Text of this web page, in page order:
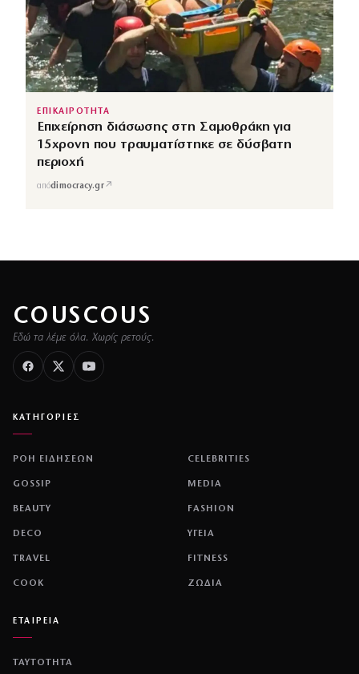
ΕΠΙΚΑΙΡΟΤΗΤΑ
Επιχείρηση διάσωσης στη Σαμοθράκη για
15χρονη που τραυματίστηκε σε δύσβατη
περιοχή
απόdimocracy.gr↗
COUSCOUS
Εδώ τα λέμε όλα. Χωρίς ρετούς.
ΚΑΤΗΓΟΡΙΕΣ
ΡΟΗ ΕΙΔΗΣΕΩΝ CELEBRITIES
GOSSIP MEDIA
BEAUTY FASHION
DECO ΥΓΕΙΑ
TRAVEL FITNESS
COOK ΖΩΔΙΑ
ΕΤΑΙΡΕΙΑ
ΤΑΥΤΟΤΗΤΑ